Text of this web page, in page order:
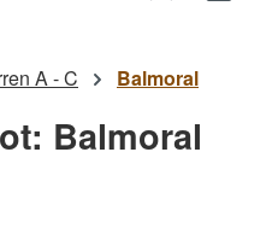
A - C Balmoral
Balmoral